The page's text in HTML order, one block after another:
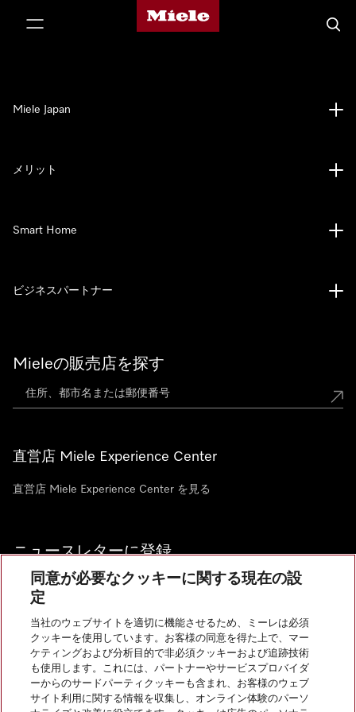
Mieleのホームページ
検索
Mieleの販売店を探す
直営店 Miele Experience Center
直営店 Miele Experience Center を見る
ニュースレターに登録
お問い合わせ
Miele Japan
メリット
Smart Home
ビジネスパートナー
InstagramのMiele
YoutubeのMiele
同意が必要なクッキーに関する現在の設
定
当社のウェブサイトを適切に機能させるため、ミーレは必須
クッキーを使用しています。お客様の同意を得た上で、マー
ケティングおよび分析目的で非必須クッキーおよび追跡技術
も使用します。これには、パートナーやサービスプロバイダ
ーからのサードパーティクッキーも含まれ、お客様のウェブ
サイト利用に関する情報を収集し、オンライン体験のパーソ